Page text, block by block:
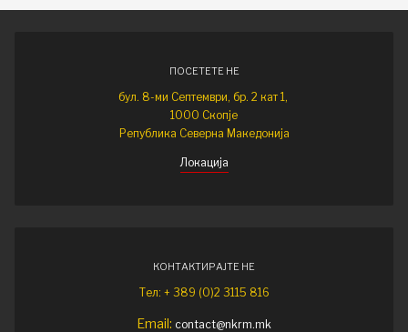
ПОСЕТЕТЕ НЕ
бул. 8-ми Септември, бр. 2 кат 1,
1000 Скопје
Република Северна Македонија
Локација
КОНТАКТИРАЈТЕ НЕ
Тел: + 389 (0)2 3115 816
Email: contact@nkrm.mk